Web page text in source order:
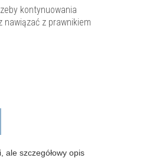
kontynuowania
nawiązać z prawnikiem
ale szczegółowy opis